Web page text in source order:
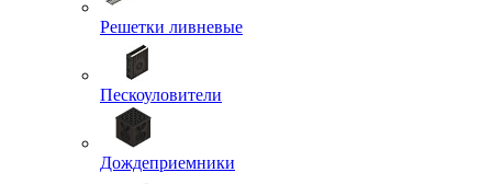
Решетки ливневые
Пескоуловители
Дождеприемники